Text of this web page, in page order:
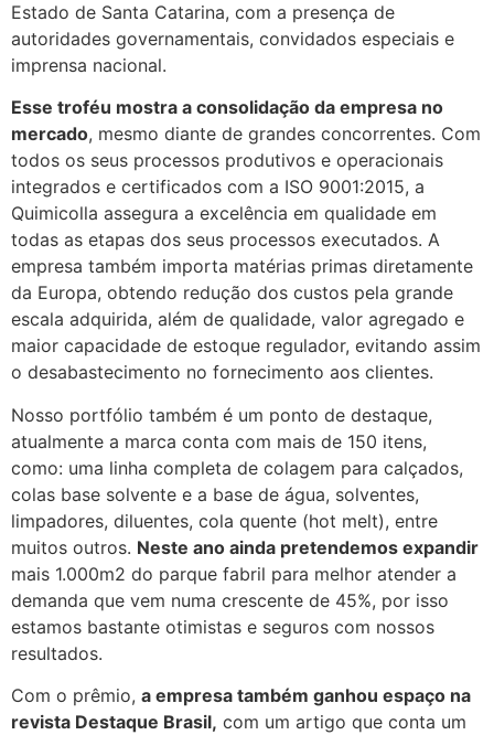
Estado de Santa Catarina, com a presença de
autoridades governamentais, convidados especiais e
imprensa nacional.
Esse troféu mostra a consolidação da empresa no
mercado, mesmo diante de grandes concorrentes. Com
todos os seus processos produtivos e operacionais
integrados e certificados com a ISO 9001:2015, a
Quimicolla assegura a excelência em qualidade em
todas as etapas dos seus processos executados. A
empresa também importa matérias primas diretamente
da Europa, obtendo redução dos custos pela grande
escala adquirida, além de qualidade, valor agregado e
maior capacidade de estoque regulador, evitando assim
o desabastecimento no fornecimento aos clientes.
Nosso portfólio também é um ponto de destaque,
atualmente a marca conta com mais de 150 itens,
como: uma linha completa de colagem para calçados,
colas base solvente e a base de água, solventes,
limpadores, diluentes, cola quente (hot melt), entre
muitos outros. Neste ano ainda pretendemos expandir
mais 1.000m2 do parque fabril para melhor atender a
demanda que vem numa crescente de 45%, por isso
estamos bastante otimistas e seguros com nossos
resultados.
Com o prêmio, a empresa também ganhou espaço na
revista Destaque Brasil, com um artigo que conta um